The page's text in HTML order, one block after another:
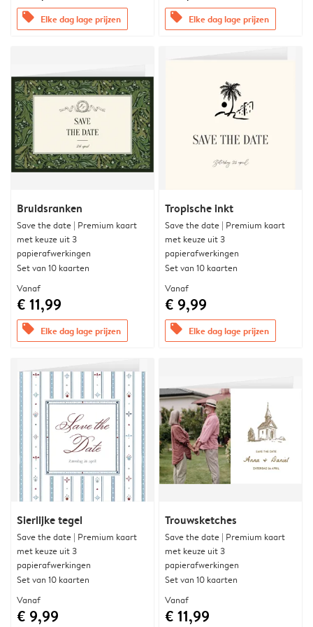
offers Elke dag lage prijzen offers Elke dag lage prijzen
Bruidsranken
Save the date | Premium kaart
met keuze uit 3
papierafwerkingen
Set van 10 kaarten
Vanaf
€ 11,99
offers Elke dag lage prijzen
Tropische inkt
Save the date | Premium kaart
met keuze uit 3
papierafwerkingen
Set van 10 kaarten
Vanaf
€ 9,99
offers Elke dag lage prijzen
Sierlijke tegel
Save the date | Premium kaart
met keuze uit 3
papierafwerkingen
Set van 10 kaarten
Vanaf
€ 9,99
Trouwsketches
Save the date | Premium kaart
met keuze uit 3
papierafwerkingen
Set van 10 kaarten
Vanaf
€ 11,99